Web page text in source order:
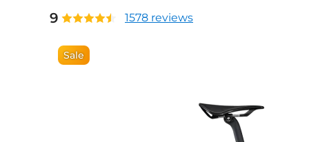
9 1578 reviews
Sale